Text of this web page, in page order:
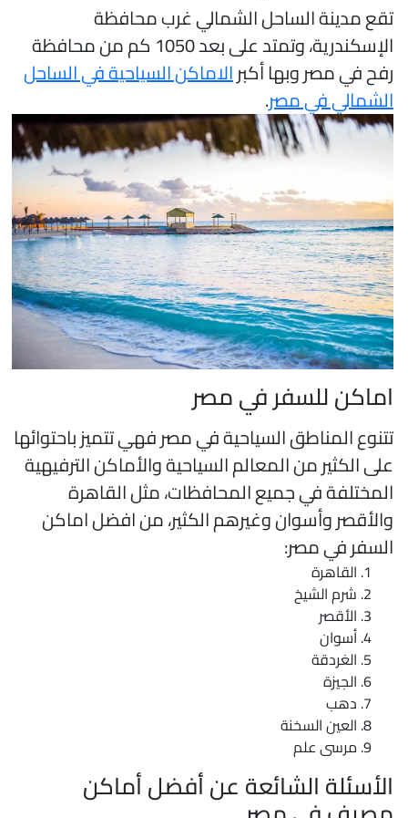
مدينة الساحل الشمالي غرب محافظة
الإسكندرية، وتمتد على بعد 1050 كم من محافظة
في مصر وبها أكبرالاماكن السياحية في الساحل
في مصر.
للسفر في مصر
المناطق السياحية في مصر فهي تتميز باحتوائها
الكثير من المعالم السياحية والأماكن الترفيهية
في جميع المحافظات، مثل القاهرة
وأسوان وغيرهم الكثير، من افضل اماكن
في مصر:
القاهرة
شرم الشيخ
الأقصر
أسوان
الغردقة
الجيزة
دهب
العين السخنة
مرسى علم
الشائعة عن أفضل أماكن